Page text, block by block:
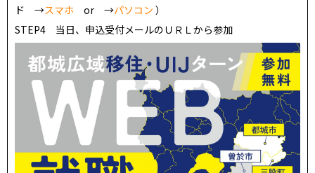
ド →スマホ or →パソコン ）
STEP4 当日、申込受付メールのＵＲＬから参加